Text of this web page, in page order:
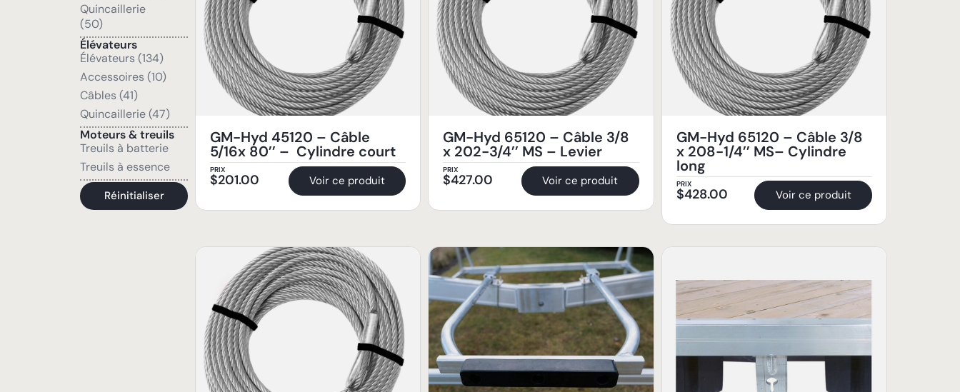
Quincaillerie
(50)
Élévateurs
Élévateurs (134)
Accessoires (10)
Câbles (41)
Quincaillerie (47)
Moteurs & treuils
Treuils à batterie
Treuils à essence
Réinitialiser
GM-Hyd 45120 – Câble
5/16x 80’’ – Cylindre court
PRIX
$201.00 Voir ce produit
GM-Hyd 65120 – Câble 3/8
x 202-3/4’’ MS – Levier
PRIX
$427.00 Voir ce produit
GM-Hyd 65120 – Câble 3/8
x 208-1/4’’ MS– Cylindre
long
PRIX
$428.00 Voir ce produit